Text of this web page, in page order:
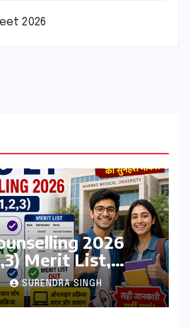
2026
2026
Merit List,
Choice Filling
SURENDRA SINGH